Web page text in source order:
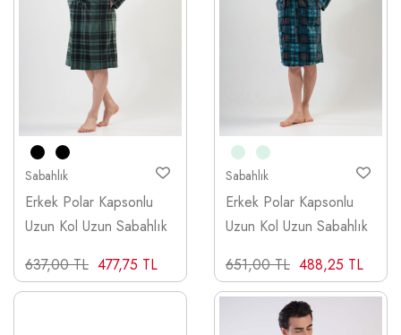
Sabahlık
Erkek Polar Kapsonlu
Uzun Kol Uzun Sabahlık
637,00 TL 477,75 TL
Sabahlık
Erkek Polar Kapsonlu
Uzun Kol Uzun Sabahlık
651,00 TL 488,25 TL